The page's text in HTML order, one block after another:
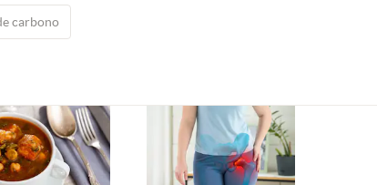
carbono